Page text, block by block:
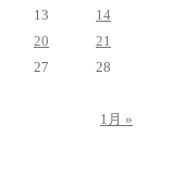
13
14
20
21
27
28
1月 »